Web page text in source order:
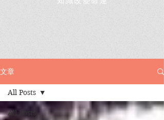
文章
All Posts
All Posts